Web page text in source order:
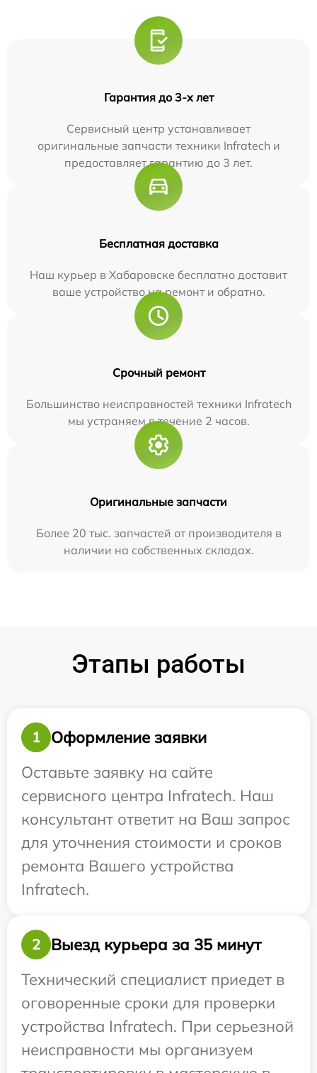
Гарантия до 3-х лет
Сервисный центр устанавливает
оригинальные запчасти техники Infratech и
предоставляет гарантию до 3 лет.
Бесплатная доставка
Наш курьер в Хабаровске бесплатно доставит
ваше устройство на ремонт и обратно.
Срочный ремонт
Большинство неисправностей техники Infratech
мы устраняем в течение 2 часов.
Оригинальные запчасти
Более 20 тыс. запчастей от производителя в
наличии на собственных складах.
Этапы работы
1
Оформление заявки
Оставьте заявку на сайте
сервисного центра Infratech. Наш
консультант ответит на Ваш запрос
для уточнения стоимости и сроков
ремонта Вашего устройства
Infratech.
2
Выезд курьера за 35 минут
Технический специалист приедет в
оговоренные сроки для проверки
устройства Infratech. При серьезной
неисправности мы организуем